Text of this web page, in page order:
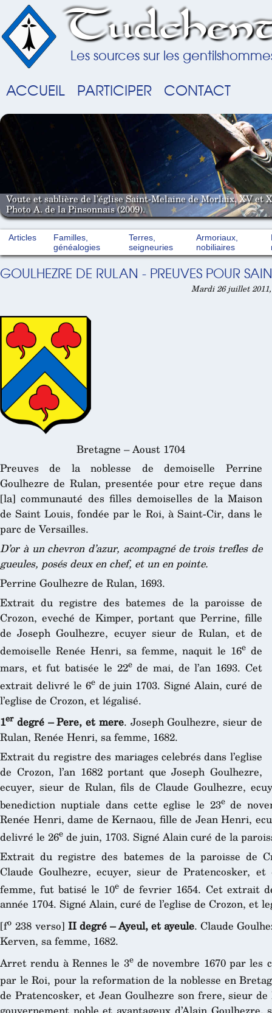
Les sources sur les
ACCUEIL PARTICIPER CONTACT
Voute et sablière de l'église Saint-Melaine de Morlaix, XV et
Photo A. de la Pinsonnais (2009).
Articles
Familles,
généalogies
Terres,
seigneuries
Armoriaux,
nobiliaires
GOULHEZRE DE RULAN - PREUVES POUR
Mardi 26 juillet
Bretagne – Aoust 1704
Preuves de la noblesse de demoiselle Perrine
Goulhezre de Rulan, presentée pour etre reçue dans
[la] communauté des filles demoiselles de la Maison
de Saint Louis, fondée par le Roi, à Saint-Cir, dans le
parc de Versailles.
D’or à un chevron d’azur, acompagné de trois trefles de
gueules, posés deux en chef, et un en pointe.
Perrine Goulhezre de Rulan, 1693.
Extrait du registre des batemes de la paroisse de
Crozon, eveché de Kimper, portant que Perrine, fille
de Joseph Goulhezre, ecuyer sieur de Rulan, et de
demoiselle Renée Henri, sa femme, naquit le 16ede
mars, et fut batisée le 22ede mai, de l’an 1693. Cet
extrait delivré le 6ede juin 1703. Signé Alain, curé de
l’eglise de Crozon, et légalisé.
1erdegré – Pere, et mere. Joseph Goulhezre, sieur de
Rulan, Renée Henri, sa femme, 1682.
Extrait du registre des mariages celebrés dans l’eglise
de Crozon, l’an 1682 portant que Joseph Goulhezre,
ecuyer, sieur de Rulan, fils de Claude Goulhezre,
benediction nuptiale dans cette eglise le 23ede
Renée Henri, dame de Kernaou, fille de Jean Henri,
delivré le 26e de juin, 1703. Signé Alain curé de la
Extrait du registre des batemes de la paroisse de
Claude Goulhezre, ecuyer, sieur de Pratencosker,
femme, fut batisé le 10e de fevrier 1654. Cet extrait
année 1704. Signé Alain, curé de l’eglise de Crozon, et
[fo 238 verso] II degré – Ayeul, et ayeule. Claude
Kerven, sa femme, 1682.
Arret rendu à Rennes le 3ede novembre 1670 par les
par le Roi, pour la reformation de la noblesse en
de Pratencosker, et Jean Goulhezre son frere, sieur